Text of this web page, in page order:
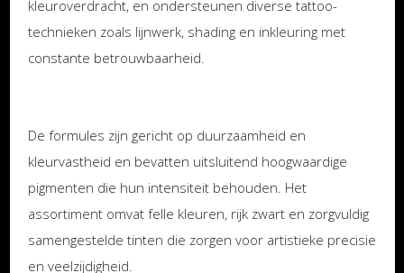
kleuroverdracht, en ondersteunen diverse tattoo-
technieken zoals lijnwerk, shading en inkleuring met
constante betrouwbaarheid.
De formules zijn gericht op duurzaamheid en
kleurvastheid en bevatten uitsluitend hoogwaardige
pigmenten die hun intensiteit behouden. Het
assortiment omvat felle kleuren, rijk zwart en zorgvuldig
samengestelde tinten die zorgen voor artistieke precisie
en veelzijdigheid.